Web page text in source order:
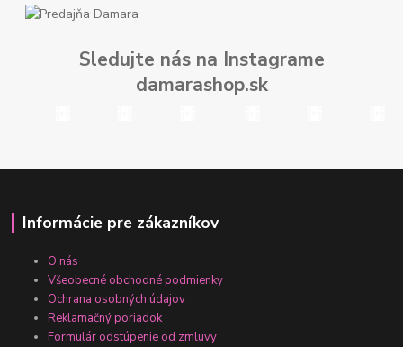
Sledujte nás na Instagrame
damarashop.sk
Informácie pre zákazníkov
O nás
Všeobecné obchodné podmienky
Ochrana osobných údajov
Reklamačný poriadok
Formulár odstúpenie od zmluvy